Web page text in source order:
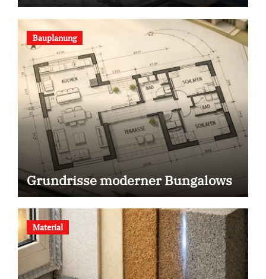
Bauplanung
Grundrisse moderner Bungalows
Material